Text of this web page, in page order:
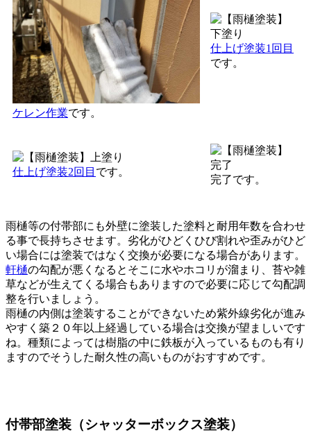
ケレン作業です。
仕上げ塗装1回目
です。
仕上げ塗装2回目 です。
完了です。
雨樋等の付帯部にも外壁に塗装した塗料と耐用年数を合わせ
る事で長持ちさせます。劣化がひどくひび割れや歪みがひど
い場合には塗装ではなく交換が必要になる場合があります。
軒樋の勾配が悪くなるとそこに水やホコリが溜まり、苔や雑
草などが生えてくる場合もありますので必要に応じて勾配調
整を行いましょう。
雨樋の内側は塗装することができないため紫外線劣化が進み
やすく築２０年以上経過している場合は交換が望ましいです
ね。種類によっては樹脂の中に鉄板が入っているものも有り
ますのでそうした耐久性の高いものがおすすめです。
付帯部塗装（シャッターボックス塗装）